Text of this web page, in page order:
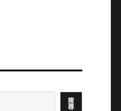
搜
尋